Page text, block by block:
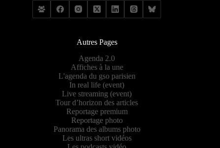
Autres Pages
Agenda 2.0
Affiches à la une
L'agenda du gso parisien
In real life (event)
Live streaming (event)
Tour d’horizon des articles
Reportage premium
Reportage photo
Panorama des albums photo
Les ultras short vidéos